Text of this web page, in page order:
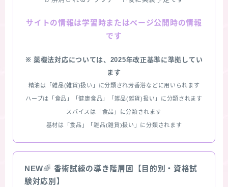
サイトの情報は学習時またはページ公開時の情報
です
※ 薬機法対応については、2025年改正基準に準拠してい
ます
精油は「雑品(雑貨)扱い」に分類され芳香浴などに用いられます
ハーブは「食品」「健康食品」「雑品(雑貨)扱い」に分類されます
スパイスは「食品」に分類されます
基材は「食品」「雑品(雑貨)扱い」に分類されます
NEW🌈 香術試練の導き階層図【目的別・資格試
験対応別】